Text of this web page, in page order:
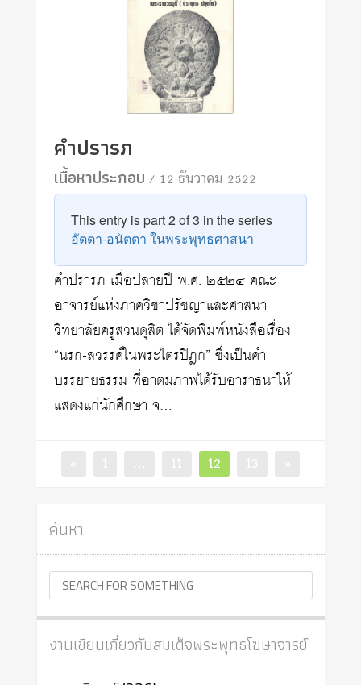
คำปรารภ
เนื้อหาประกอบ/ 12 ธันวาคม 2522
This entry is part 2 of 3 in the series
อัตตา-อนัตตา ในพระพุทธศาสนา
คำปรารภ เมื่อปลายปี พ.ศ. ๒๕๒๔ คณะ
อาจารย์แห่งภาควิชาปรัชญาและศาสนา
วิทยาลัยครูสวนดุสิต ได้จัดพิมพ์หนังสือเรื่อง
“นรก-สวรรค์ในพระไตรปิฎก” ซึ่งเป็นคำ
บรรยายธรรม ที่อาตมภาพได้รับอาราธนาให้
แสดงแก่นักศึกษา จ…
Page
12
ค้นหา
งานเขียนเกี่ยวกับสมเด็จพระพุทธโฆษาจารย์